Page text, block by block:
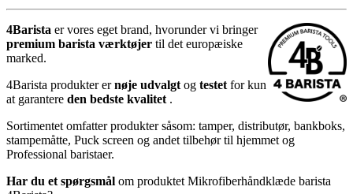
4Barista er vores eget brand, hvorunder vi bringer
premium barista værktøjer til det europæiske
marked.
4Barista produkter ernøje udvalgt og testet for kun
at garantere den bedste kvalitet .
Sortimentet omfatter produkter såsom: tamper, distributør, bankboks,
stampemåtte, Puck screen og andet tilbehør til hjemmet og
Professional baristaer.
Har du et spørgsmål om produktet Mikrofiberhåndklæde barista